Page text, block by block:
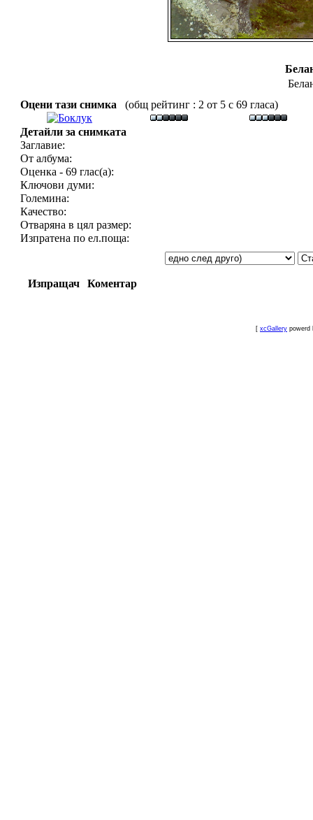
Оцени тази снимка
(общ рейтинг : 2 от 5 с 69 гласа)
Детайли за снимката
Заглавие:
От албума:
Оценка - 69 глас(а):
Ключови думи:
Големина:
Качество:
Отваряна в цял размер:
Изпратена по ел.поща:
Изпращач Коментар
[ xcGallery